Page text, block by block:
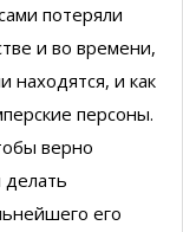
потеряли
и во времени,
находятся, и как
персоны.
верно
делать
его